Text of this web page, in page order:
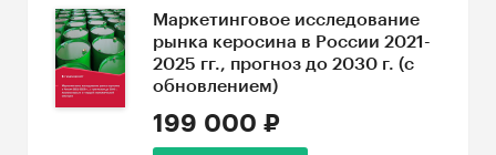
Маркетинговое исследование
рынка керосина в России 2021-
2025 гг., прогноз до 2030 г. (с
обновлением)
199 000 ₽